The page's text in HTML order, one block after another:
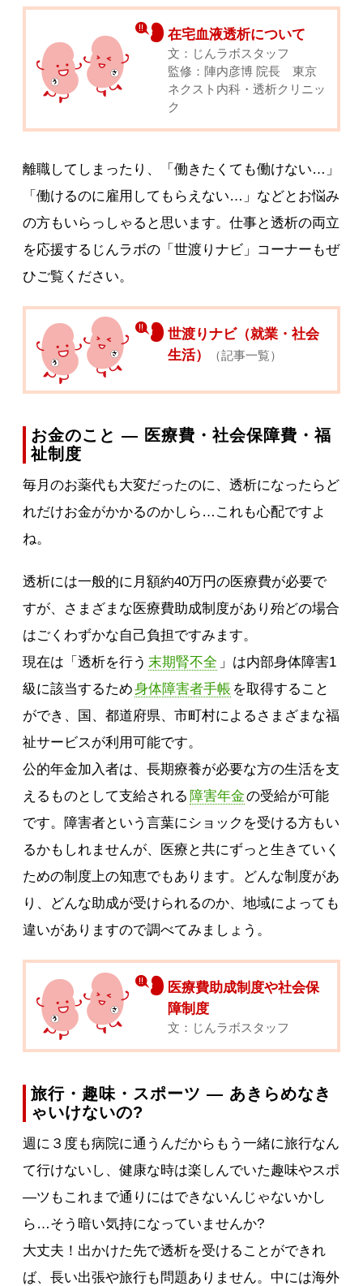
在宅血液透析について
文：じんラボスタッフ
監修：陣内彦博 院長 東京
ネクスト内科・透析クリニッ
ク
離職してしまったり、「働きたくても働けない…」
「働けるのに雇用してもらえない…」などとお悩み
の方もいらっしゃると思います。仕事と透析の両立
を応援するじんラボの「世渡りナビ」コーナーもぜ
ひご覧ください。
世渡りナビ（就業・社会
生活）
（記事一覧）
お金のこと ― 医療費・社会保障費・福
祉制度
毎月のお薬代も大変だったのに、透析になったらど
れだけお金がかかるのかしら…これも心配ですよ
ね。
透析には一般的に月額約40万円の医療費が必要で
すが、さまざまな医療費助成制度があり殆どの場合
はごくわずかな自己負担ですみます。
現在は「透析を行う 末期腎不全 」は内部身体障害1
級に該当するため身体障害者手帳 を取得すること
ができ、国、都道府県、市町村によるさまざまな福
祉サービスが利用可能です。
公的年金加入者は、長期療養が必要な方の生活を支
えるものとして支給される 障害年金の受給が可能
です。障害者という言葉にショックを受ける方もい
るかもしれませんが、医療と共にずっと生きていく
ための制度上の知恵でもあります。どんな制度があ
り、どんな助成が受けられるのか、地域によっても
違いがありますので調べてみましょう。
医療費助成制度や社会保
障制度
文：じんラボスタッフ
旅行・趣味・スポーツ ― あきらめなき
ゃいけないの?
週に３度も病院に通うんだからもう一緒に旅行なん
て行けないし、健康な時は楽しんでいた趣味やスポ
―ツもこれまで通りにはできないんじゃないかし
ら…そう暗い気持になっていませんか?
大丈夫！出かけた先で透析を受けることができれ
ば、長い出張や旅行も問題ありません。中には海外